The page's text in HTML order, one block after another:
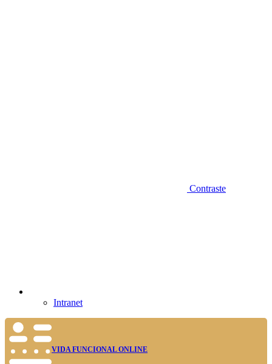
Contraste
Intranet
VIDA FUNCIONAL ONLINE